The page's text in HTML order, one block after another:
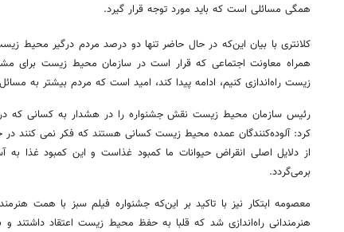
همگی مسائلی است که باید مورد توجه قرار گیرد.
کلانتری با بیان این‌که در حال حاضر تنها دو درصد مردم درگیر محیط
همراه معاونت اجتماعی که قرار است در سازمان محیط زیست برای
زیست راه‌اندازی کنیم، ادامه پیدا کند، امید است که مردم بیشتر به
رئیس سازمان محیط زیست نقش جشنواره را در هشدار به کسانی که
کرد: آلوده‌کنندگان عمده محیط زیست کسانی هستند که فکر نمی کنند
از دلایل اصلی انقراض حیوانات ما کمبود غذاست و این کمبود غذا
برمی‌گردد.
معصومه ابتکار نیز با تاکید بر این‌که جشنواره فیلم سبز با همت
هنرمندانی راه‌اندازی شد که قلبا به حفظ محیط زیست اعتقاد داشتند